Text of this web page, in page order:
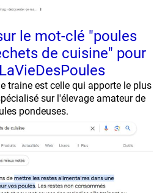
le mot-clé "poules
de cuisine" pour
traine est celle qui apporte le plus
sur l'élevage amateur de
pondeuses.